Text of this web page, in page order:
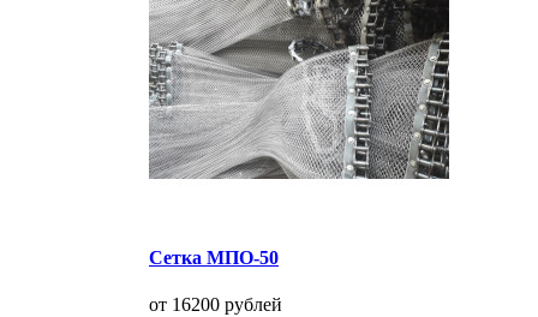
Сетка МПО-50
от 16200 рублей